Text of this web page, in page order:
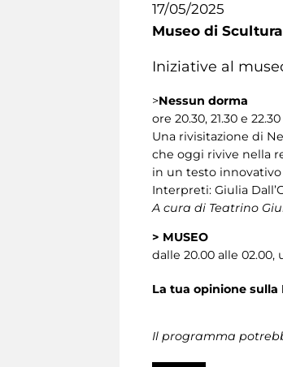
17/05/2025
Museo di
Iniziative al
>Nessun dorma
ore 20.30, 21.30 e 22.30
Una rivisitazione di
che oggi rivive nella
in un testo innovativo
Interpreti: Giulia
A cura di Teatrino
> MUSEO
dalle 20.00 alle 02.00,
La tua opinione
Il programma